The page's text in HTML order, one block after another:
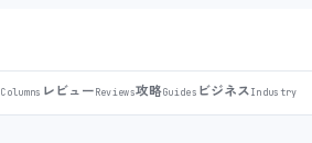
Columns レビューReviews攻略Guides ビジネスIndustry